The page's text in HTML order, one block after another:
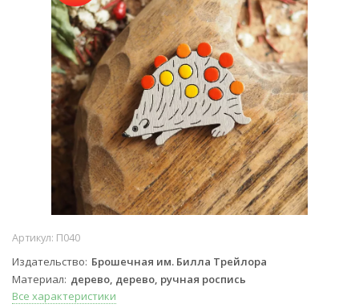
Артикул: П040
Издательство Брошечная им. Билла Трейлора
Материал дерево, дерево, ручная роспись
Все характеристики